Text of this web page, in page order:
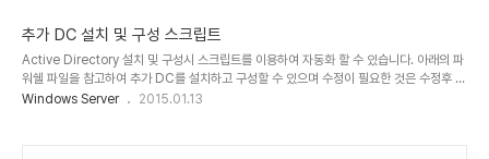
추가 DC 설치 및 구성 스크립트
Active Directory 설치 및 구성시 스크립트를 이용하여 자동화 할 수 있습니다. 아래의 파
워쉘 파일을 참고하여 추가 DC를 설치하고 구성할 수 있으며 수정이 필요한 것은 수정후 활
용하면 되겠습니다. - 참고 [Windows Server] - 2012 R2 Active Directory 설치 및
Windows Server 2015.01.13